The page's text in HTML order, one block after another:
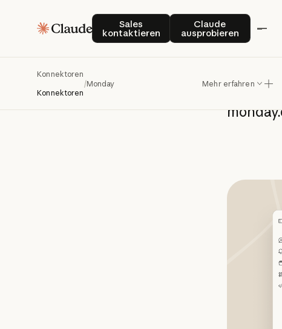
Sales
kontaktieren
Sales kontaktierenClaude
ausprobieren
Claude
Konnektoren
Konnektoren
/Monday Mehr erfahren
Sie